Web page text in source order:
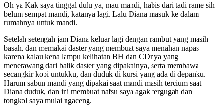
Oh ya Kak saya tinggal dulu ya, mau mandi, habis dari tadi rame sih
belum sempat mandi, katanya lagi. Lalu Diana masuk ke dalam
rumahnya untuk mandi.
Setelah setengah jam Diana keluar lagi dengan rambut yang masih
basah, dan memakai daster yang membuat saya menahan napas
karena kalau kena lampu kelihatan BH dan CDnya yang
menerawang dari balik daster yang dipakainya, serta membawa
secangkir kopi untukku, dan duduk di kursi yang ada di depanku.
Harum sabun mandi yang dipakai saat mandi masih tercium saat
Diana duduk, dan ini membuat nafsu saya agak tergugah dan
tongkol saya mulai ngaceng.